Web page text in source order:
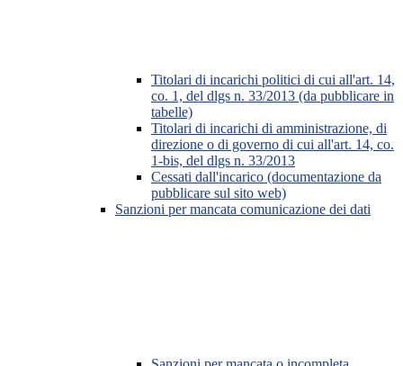
Titolari di incarichi politici di cui all'art. 14,
co. 1, del dlgs n. 33/2013 (da pubblicare in
tabelle)
Titolari di incarichi di amministrazione, di
direzione o di governo di cui all'art. 14, co.
1-bis, del dlgs n. 33/2013
Cessati dall'incarico (documentazione da
pubblicare sul sito web)
Sanzioni per mancata comunicazione dei dati